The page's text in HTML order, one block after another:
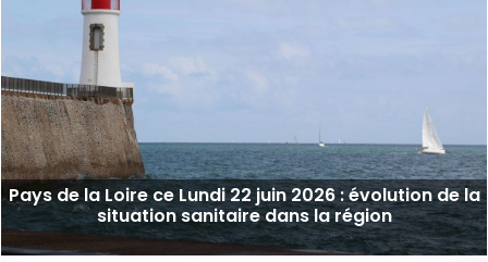
Pays de la Loire ce Lundi 22 juin 2026 : évolution de la
situation sanitaire dans la région